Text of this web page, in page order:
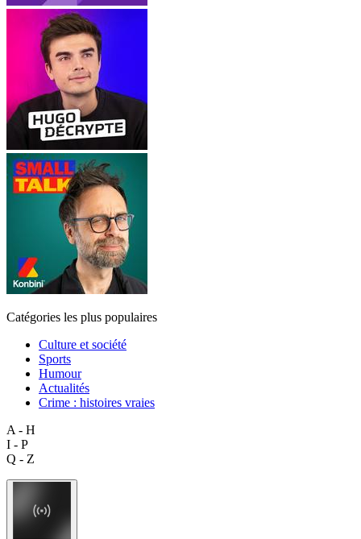
Catégories les plus populaires
Culture et société
Sports
Humour
Actualités
Crime : histoires vraies
A - H
I - P
Q - Z